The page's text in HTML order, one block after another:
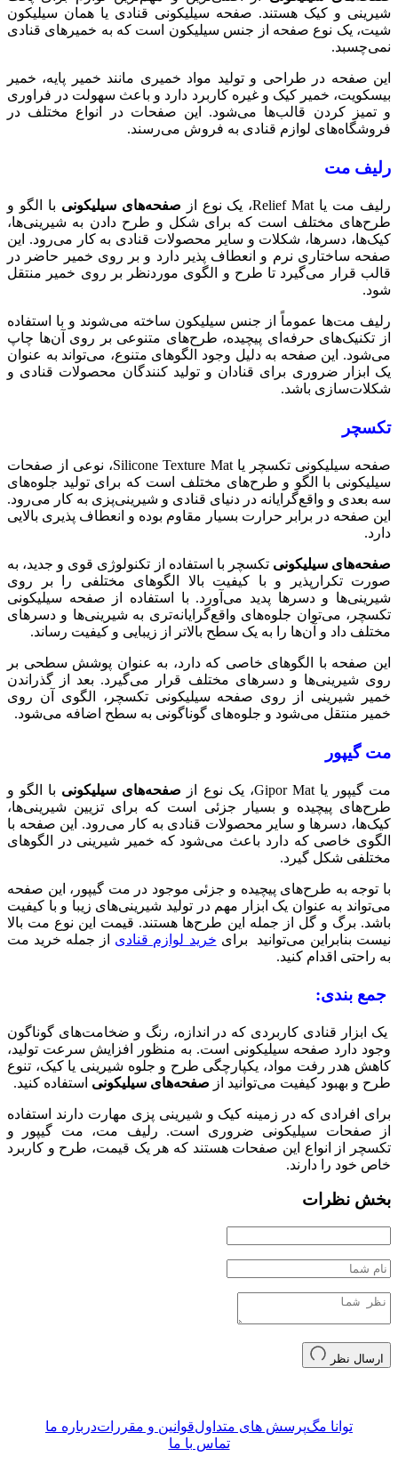
شیرینی و کیک هستند. صفحه سیلیکونی قنادی یا همان سیلیکون
شیت، یک نوع صفحه از جنس سیلیکون است که به خمیرهای قنادی
نمی‌چسبد.
این صفحه در طراحی و تولید مواد خمیری مانند خمیر پایه، خمیر
بیسکویت، خمیر کیک و غیره کاربرد دارد و باعث سهولت در فراوری
و تمیز کردن قالب‌ها می‌شود. این صفحات در انواع مختلف در
فروشگاه‌های لوازم قنادی به فروش می‌رسند.
رلیف مت
رلیف مت یا Relief Mat، یک نوع از صفحه‌های سیلیکونی با الگو و
طرح‌های مختلف است که برای شکل و طرح دادن به شیرینی‌ها،
کیک‌ها، دسرها، شکلات و سایر محصولات قنادی به کار می‌رود. این
صفحه ساختاری نرم و انعطاف پذیر دارد و بر روی خمیر حاضر در
قالب قرار می‌گیرد تا طرح و الگوی موردنظر بر روی خمیر منتقل
شود.
رلیف مت‌ها عموماً از جنس سیلیکون ساخته می‌شوند و با استفاده
از تکنیک‌های حرفه‌ای پیچیده، طرح‌های متنوعی بر روی آن‌ها چاپ
می‌شود. این صفحه به دلیل وجود الگوهای متنوع، می‌تواند به عنوان
یک ابزار ضروری برای قنادان و تولید کنندگان محصولات قنادی و
شکلات‌سازی باشد.
تکسچر
صفحه سیلیکونی تکسچر یا Silicone Texture Mat، نوعی از صفحات
سیلیکونی با الگو و طرح‌های مختلف است که برای تولید جلوه‌های
سه بعدی و واقع‌گرایانه در دنیای قنادی و شیرینی‌پزی به کار می‌رود.
این صفحه در برابر حرارت بسیار مقاوم بوده و انعطاف پذیری بالایی
دارد.
صفحه‌های سیلیکونی تکسچر با استفاده از تکنولوژی قوی و جدید، به
صورت تکرارپذیر و با کیفیت بالا الگوهای مختلفی را بر روی
شیرینی‌ها و دسرها پدید می‌آورد. با استفاده از صفحه سیلیکونی
تکسچر، می‌توان جلوه‌های واقع‌گرایانه‌تری به شیرینی‌ها و دسرهای
مختلف داد و آن‌ها را به یک سطح بالاتر از زیبایی و کیفیت رساند.
این صفحه با الگوهای خاصی که دارد، به عنوان پوشش سطحی بر
روی شیرینی‌ها و دسرهای مختلف قرار می‌گیرد. بعد از گذراندن
خمیر شیرینی از روی صفحه سیلیکونی تکسچر، الگوی آن روی
خمیر منتقل می‌شود و جلوه‌های گوناگونی به سطح اضافه می‌شود.
مت گیپور
مت گیپور یا Gipor Mat، یک نوع از صفحه‌های سیلیکونی با الگو و
طرح‌های پیچیده و بسیار جزئی است که برای تزیین شیرینی‌ها،
کیک‌ها، دسرها و سایر محصولات قنادی به کار می‌رود. این صفحه با
الگوی خاصی که دارد باعث می‌شود که خمیر شیرینی در الگوهای
مختلفی شکل گیرد.
با توجه به طرح‌های پیچیده و جزئی موجود در مت گیپور، این صفحه
می‌تواند به عنوان یک ابزار مهم در تولید شیرینی‌های زیبا و با کیفیت
باشد. برگ و گل از جمله این طرح‌ها هستند. قیمت این نوع مت بالا
نیست بنابراین می‌توانید برای خرید لوازم قنادی از جمله خرید مت
به راحتی اقدام کنید.
جمع بندی:
یک ابزار قنادی کاربردی که در اندازه، رنگ و ضخامت‌های گوناگون
وجود دارد صفحه سیلیکونی است. به منظور افزایش سرعت تولید،
کاهش هدر رفت مواد، یکپارچگی طرح و جلوه شیرینی یا کیک، تنوع
طرح و بهبود کیفیت می‌توانید از صفحه‌های سیلیکونی استفاده کنید.
برای افرادی که در زمینه کیک و شیرینی پزی مهارت دارند استفاده
از صفحات سیلیکونی ضروری است. رلیف مت، مت گیپور و
تکسچر از انواع این صفحات هستند که هر یک قیمت، طرح و کاربرد
خاص خود را دارند.
بخش نظرات
ارسال نظر
توانا مگپرسش های متداولقوانین و مقرراتدرباره ما
تماس با ما